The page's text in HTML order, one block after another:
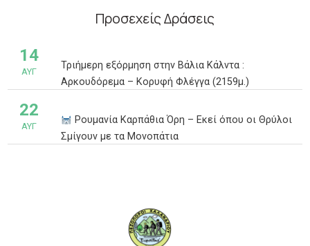
Προσεχείς Δράσεις
14
ΑΥΓ
Τριήμερη εξόρμηση στην Βάλια Κάλντα :
Αρκουδόρεμα – Κορυφή Φλέγγα (2159μ.)
22
ΑΥΓ
Ρουμανία Καρπάθια Όρη – Εκεί όπου οι Θρύλοι
Σμίγουν με τα Μονοπάτια